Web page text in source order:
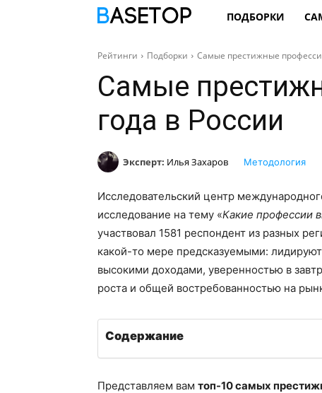
ПОДБОРКИ
Рейтинги Подборки Самые престижные
Самые
года в России
Эксперт: Илья Захаров Методология
Исследовательский центр
исследование на тему «Какие профессии
участвовал 1581 респондент из разных
какой-то мере предсказуемыми:
высокими доходами, уверенностью в
роста и общей востребованностью на
Содержание
Представляем вам топ-10 самых